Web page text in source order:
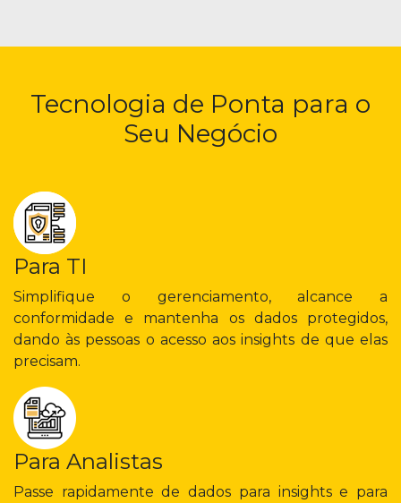
Tecnologia de Ponta para o
Seu Negócio
Para TI
Simplifique o gerenciamento, alcance a
conformidade e mantenha os dados protegidos,
dando às pessoas o acesso aos insights de que elas
precisam.
Para Analistas
Passe rapidamente de dados para insights e para